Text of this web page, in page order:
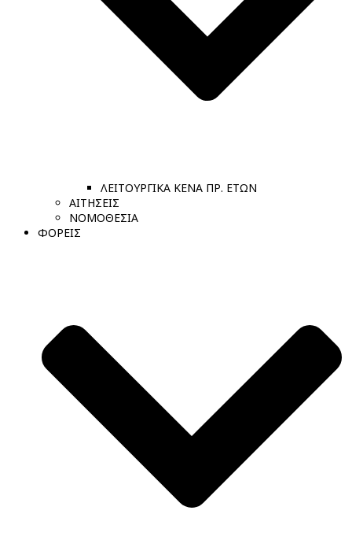
ΛΕΙΤΟΥΡΓΙΚΑ ΚΕΝΑ ΠΡ. ΕΤΩΝ
ΑΙΤΗΣΕΙΣ
ΝΟΜΟΘΕΣΙΑ
ΦΟΡΕΙΣ